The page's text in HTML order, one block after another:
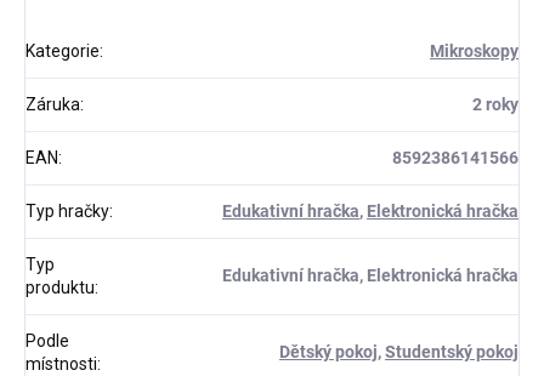
Kategorie: Mikroskopy
Záruka: 2 roky
EAN: 8592386141566
Typ hračky: Edukativní hračka, Elektronická hračka
Typ
produktu:
Edukativní hračka, Elektronická hračka
Podle
místnosti:
Dětský pokoj,Studentský pokoj